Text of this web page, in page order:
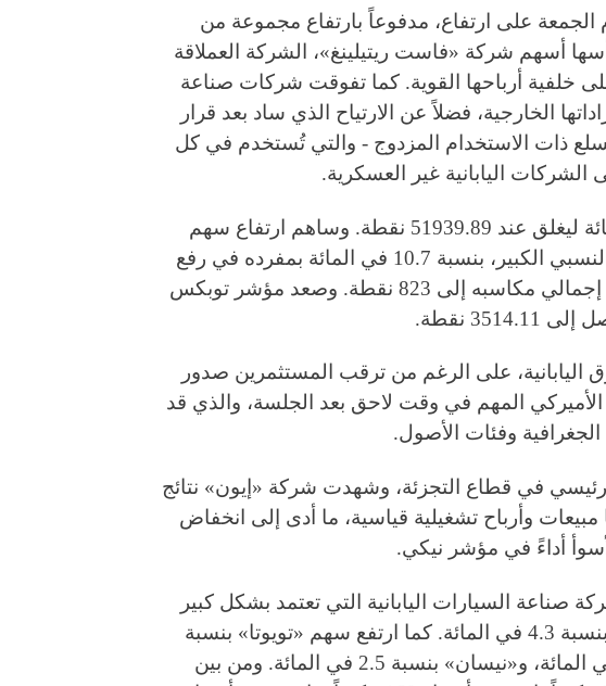
الجمعة على ارتفاع، مدفوعاً بارتفاع مجموعة من
أسهم شركة «فاست ريتيلينغ»، الشركة العملاقة
خلفية أرباحها القوية. كما تفوقت شركات صناعة
الخارجية، فضلاً عن الارتياح الذي ساد بعد قرار
ذات الاستخدام المزدوج - والتي تُستخدم في كل
اليابانية غير العسكرية.
وارتفع مؤشر نيكي بنسبة 1.6 في المائة ليغلق عند 51939.89 نقطة. وساهم ارتفاع سهم
شركة «فاست ريتيلينغ»، ذات الوزن النسبي الكبير، بنسبة 10.7 في المائة بمفرده في رفع
مؤشر نيكي بمقدار 592 نقطة، ليصل إجمالي مكاسبه إلى 823 نقطة. وصعد مؤشر توبكس
اليابانية، على الرغم من ترقب المستثمرين صدور
المهم في وقت لاحق بعد الجلسة، والذي قد
وفئات الأصول.
في قطاع التجزئة، وشهدت شركة «إيون» نتائج
وأرباح تشغيلية قياسية، ما أدى إلى انخفاض
صناعة السيارات اليابانية التي تعتمد بشكل كبير
على المبيعات في الولايات المتحدة، بنسبة 4.3 في المائة. كما ارتفع سهم «تويوتا» بنسبة
2.9 في المائة، و«هوندا» بنسبة 3.1 في المائة، و«نيسان» بنسبة 2.5 في المائة. ومن بين